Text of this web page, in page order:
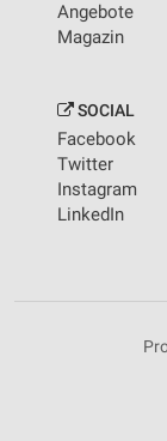
Angebote
Magazin
SOCIAL
Facebook
Twitter
Instagram
LinkedIn